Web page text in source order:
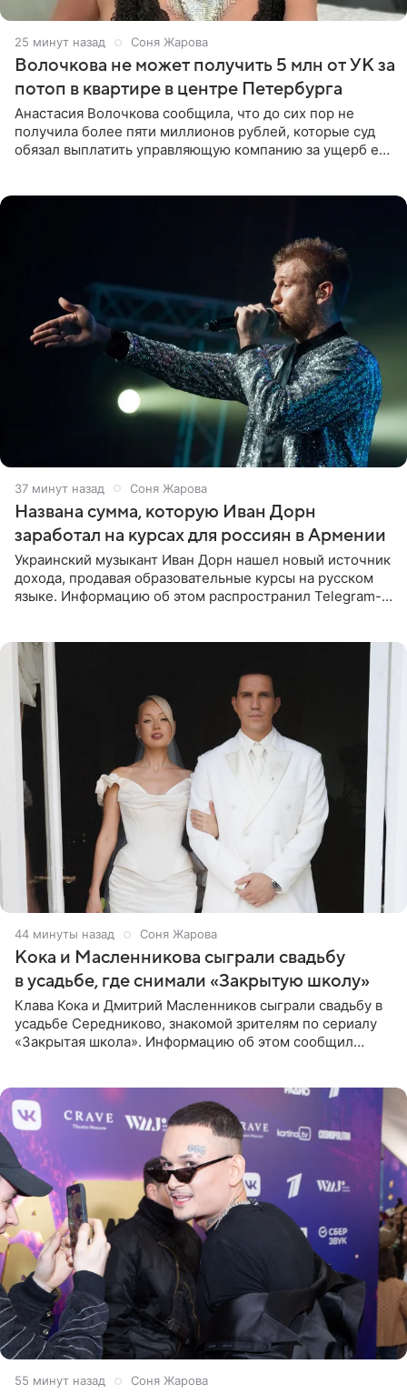
25 минут назад Соня Жарова
Волочкова не может получить 5 млн от УК за
потоп в квартире в центре Петербурга
Анастасия Волочкова сообщила, что до сих пор не
получила более пяти миллионов рублей, которые суд
обязал выплатить управляющую компанию за ущерб ее
37 минут назад Соня Жарова
Названа сумма, которую Иван Дорн
заработал на курсах для россиян в Армении
Украинский музыкант Иван Дорн нашел новый источник
дохода, продавая образовательные курсы на русском
языке. Информацию об этом распространил Telegram-
44 минуты назад Соня Жарова
Кока и Масленникова сыграли свадьбу
в усадьбе, где снимали «Закрытую школу»
Клава Кока и Дмитрий Масленников сыграли свадьбу в
усадьбе Середниково, знакомой зрителям по сериалу
«Закрытая школа». Информацию об этом сообщил
55 минут назад Соня Жарова